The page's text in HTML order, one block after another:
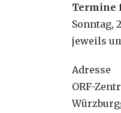
Termine
Sonntag,
jeweils
Adresse
ORF-